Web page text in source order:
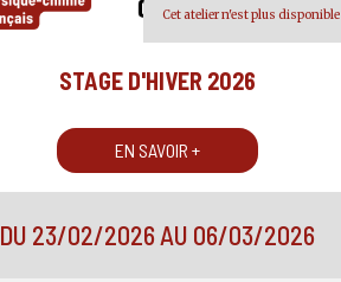
Cet atelier n'est plus disponible
STAGE D'HIVER 2026
EN SAVOIR +
DU 23/02/2026 AU 06/03/2026